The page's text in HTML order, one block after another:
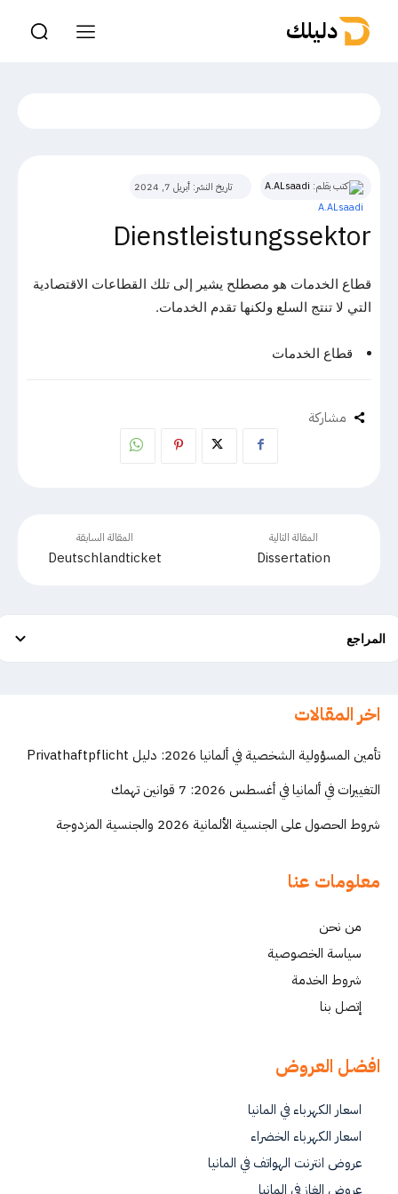
دليلك
كتب بقلم: A.ALsaadi تاريخ النشر: أبريل 7, 2024
Dienstleistungssektor
قطاع الخدمات هو مصطلح يشير إلى تلك القطاعات الاقتصادية
التي لا تنتج السلع ولكنها تقدم الخدمات.
قطاع الخدمات
مشاركة
المقالة السابقة
Deutschlandticket
المقالة التالية
Dissertation
المراجع
اخر المقالات
تأمين المسؤولية الشخصية في ألمانيا 2026: دليل Privathaftpflicht
التغييرات في ألمانيا في أغسطس 2026: 7 قوانين تهمك
شروط الحصول على الجنسية الألمانية 2026 والجنسية المزدوجة
معلومات عنا
من نحن
سياسة الخصوصية
شروط الخدمة
إتصل بنا
افضل العروض
اسعار الكهرباء في المانيا
اسعار الكهرباء الخضراء
عروض انترنت الهواتف في المانيا
عروض الغاز في المانيا